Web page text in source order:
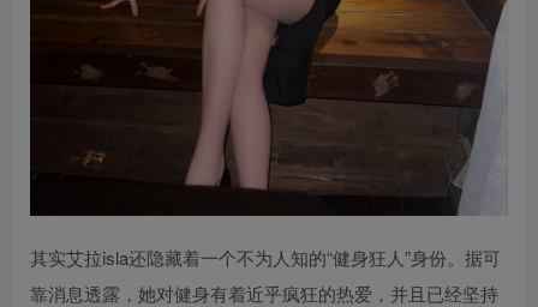
其实艾拉isla还隐藏着一个不为人知的“健身狂人”身份。据可
靠消息透露，她对健身有着近乎疯狂的热爱，并且已经坚持